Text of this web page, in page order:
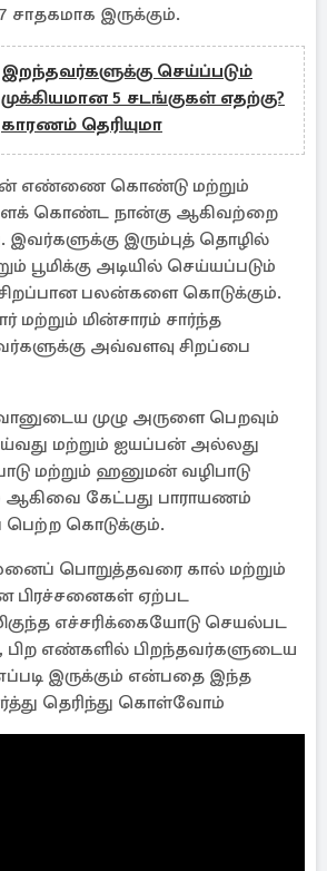
இருக்கும்.
இறந்தவர்களுக்கு செய்ப்படும்
முக்கியமான 5 சடங்குகள் எதற்கு?
காரணம் தெரியுமா
எண்ணை கொண்டு மற்றும்
கொண்ட நான்கு ஆகிவற்றை
இவர்களுக்கு இரும்புத் தொழில்
பூமிக்கு அடியில் செய்யப்படும்
பலன்களை கொடுக்கும்.
மின்சாரம் சார்ந்த
அவ்வளவு சிறப்பை
முழு அருளை பெறவும்
மற்றும் ஐயப்பன் அல்லது
மற்றும் ஹனுமன் வழிபாடு
கேட்பது பாராயணம்
பெற்ற கொடுக்கும்.
பொறுத்தவரை கால் மற்றும்
பிரச்சனைகள் ஏற்பட
எச்சரிக்கையோடு செயல்பட
பிற எண்களில் பிறந்தவர்களுடைய
இருக்கும் என்பதை இந்த
தெரிந்து கொள்வோம்